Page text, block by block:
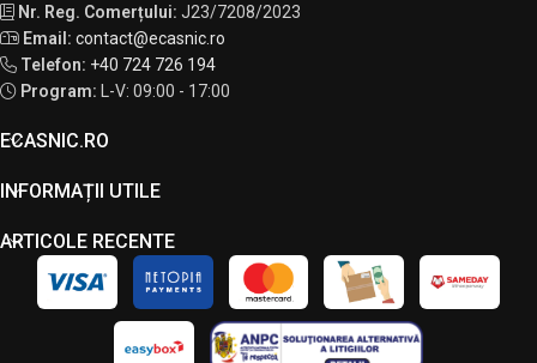
Nr. Reg. Comerțului: J23/7208/2023
Email: contact@ecasnic.ro
Telefon: +40 724 726 194
Program:
L-V: 09:00 - 17:00
ECASNIC.RO
INFORMAȚII UTILE
ARTICOLE RECENTE